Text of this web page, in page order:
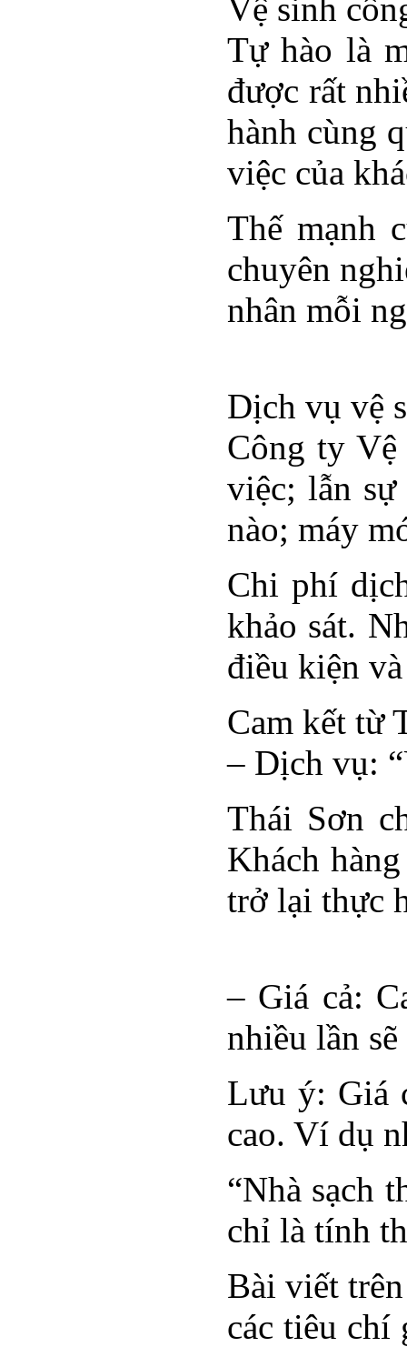
Vệ sinh
Tự hào là
được rất
hành cùng
việc của
Thế mạnh
chuyên
nhân mỗi
Dịch vụ vệ
Công ty Vệ
việc; lẫn
nào; máy
Chi phí
khảo sát.
điều kiện
Cam kết từ
– Dịch vụ:
Thái Sơn
Khách
trở lại thực
– Giá cả:
nhiều lần
Lưu ý: Giá
cao. Ví dụ
“Nhà sạch
chỉ là tính
Bài viết
các tiêu chí